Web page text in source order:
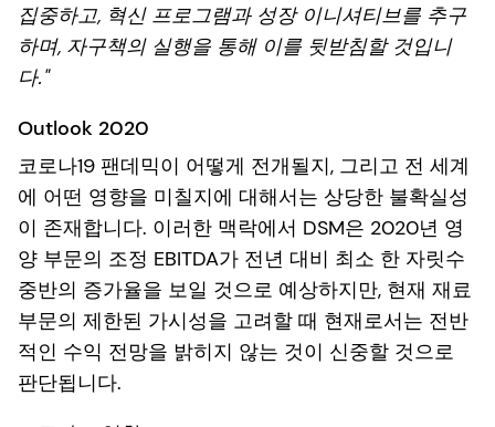
집중하고, 혁신 프로그램과 성장 이니셔티브를 추구
하며, 자구책의 실행을 통해 이를 뒷받침할 것입니
다."
Outlook 2020
코로나19 팬데믹이 어떻게 전개될지, 그리고 전 세계
에 어떤 영향을 미칠지에 대해서는 상당한 불확실성
이 존재합니다. 이러한 맥락에서 DSM은 2020년 영
양 부문의 조정 EBITDA가 전년 대비 최소 한 자릿수
중반의 증가율을 보일 것으로 예상하지만, 현재 재료
부문의 제한된 가시성을 고려할 때 현재로서는 전반
적인 수익 전망을 밝히지 않는 것이 신중할 것으로
판단됩니다.